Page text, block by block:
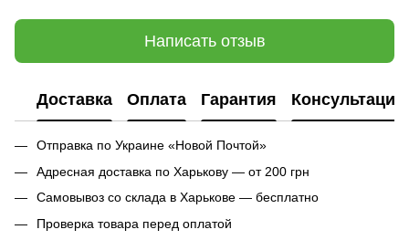
Написать отзыв
Доставка Оплата Гарантия Консультация
Отправка по Украине «Новой Почтой»
Адресная доставка по Харькову — от 200 грн
Самовывоз со склада в Харькове — бесплатно
Проверка товара перед оплатой